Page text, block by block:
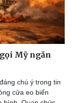
Mỹ ngăn
chú ý trong tin
cửa eo biển